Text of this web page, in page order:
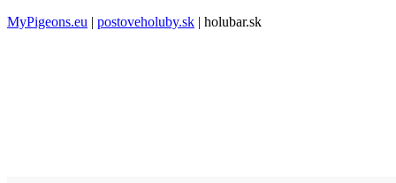
MyPigeons.eu | postoveholuby.sk | holubar.sk